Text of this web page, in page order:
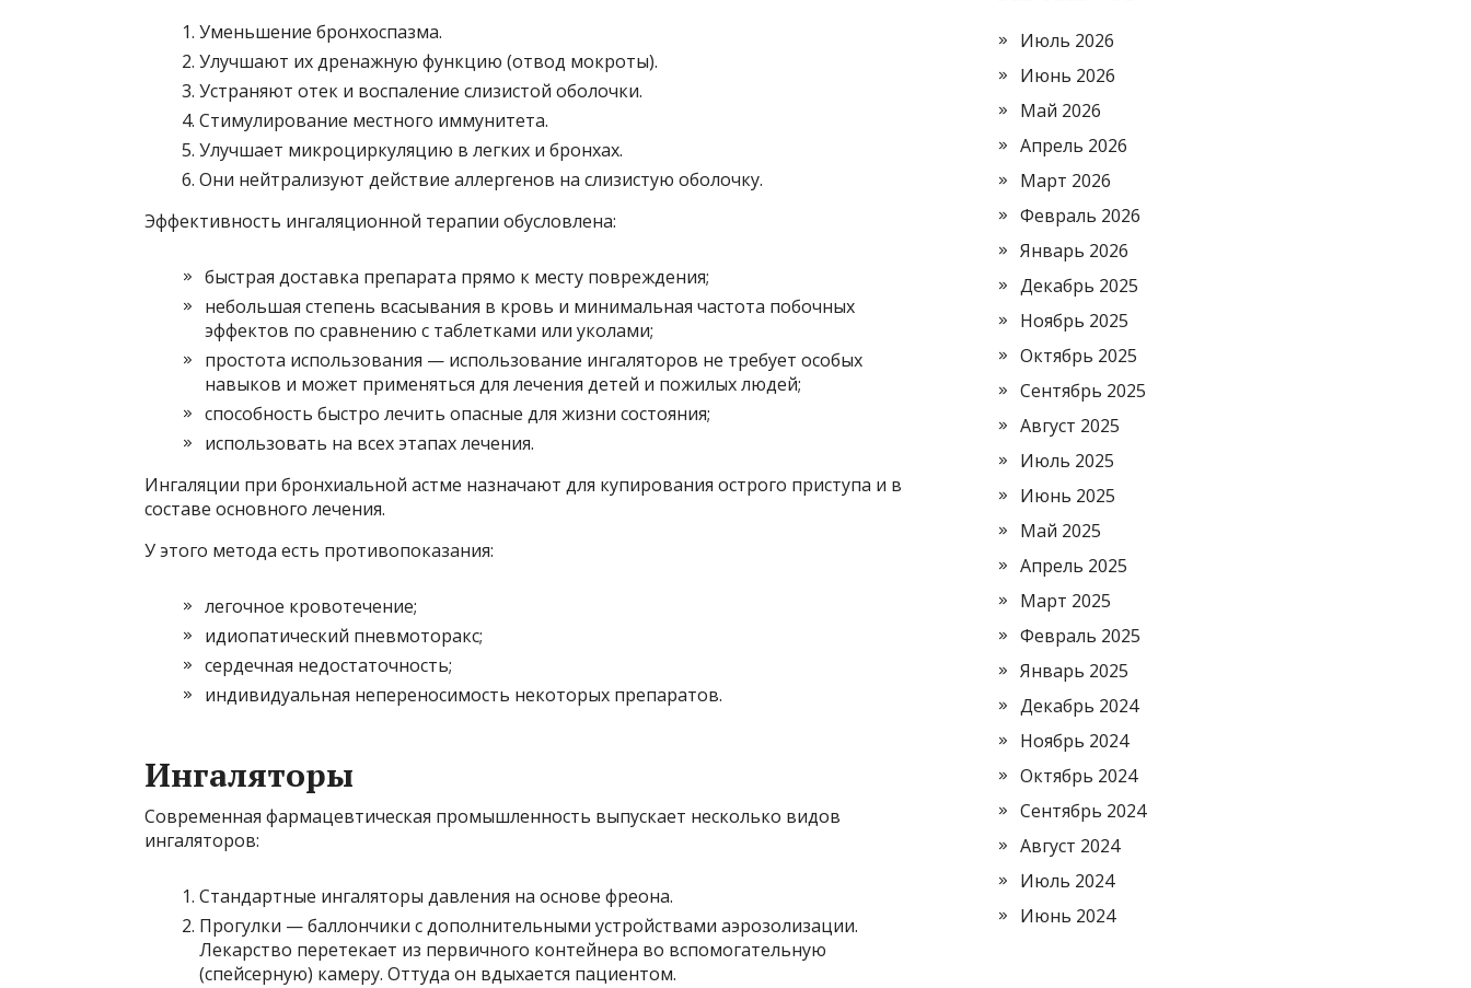
Уменьшение бронхоспазма.
Улучшают их дренажную функцию (отвод мокроты).
Устраняют отек и воспаление слизистой оболочки.
Стимулирование местного иммунитета.
Улучшает микроциркуляцию в легких и бронхах.
Они нейтрализуют действие аллергенов на слизистую оболочку.
Эффективность ингаляционной терапии обусловлена:
быстрая доставка препарата прямо к месту повреждения;
небольшая степень всасывания в кровь и минимальная частота побочных
эффектов по сравнению с таблетками или уколами;
простота использования — использование ингаляторов не требует особых
навыков и может применяться для лечения детей и пожилых людей;
способность быстро лечить опасные для жизни состояния;
использовать на всех этапах лечения.
Ингаляции при бронхиальной астме назначают для купирования острого приступа и в
составе основного лечения.
У этого метода есть противопоказания:
легочное кровотечение;
идиопатический пневмоторакс;
сердечная недостаточность;
индивидуальная непереносимость некоторых препаратов.
Ингаляторы
Современная фармацевтическая промышленность выпускает несколько видов
ингаляторов:
Стандартные ингаляторы давления на основе фреона.
Прогулки — баллончики с дополнительными устройствами аэрозолизации.
Лекарство перетекает из первичного контейнера во вспомогательную
(спейсерную) камеру. Оттуда он вдыхается пациентом.
Июль 2026
Июнь 2026
Май 2026
Апрель 2026
Март 2026
Февраль 2026
Январь 2026
Декабрь 2025
Ноябрь 2025
Октябрь 2025
Сентябрь 2025
Август 2025
Июль 2025
Июнь 2025
Май 2025
Апрель 2025
Март 2025
Февраль 2025
Январь 2025
Декабрь 2024
Ноябрь 2024
Октябрь 2024
Сентябрь 2024
Август 2024
Июль 2024
Июнь 2024